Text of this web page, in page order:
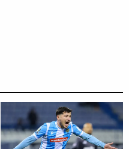
ΠΡΩΤΑΘΛΗΜΑ CYTA